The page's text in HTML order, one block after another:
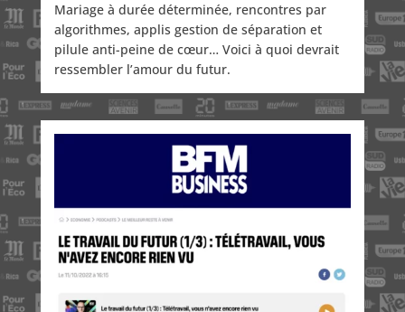
Mariage à durée déterminée, rencontres par
algorithmes, applis gestion de séparation et
pilule anti-peine de cœur… Voici à quoi devrait
ressembler l’amour du futur.